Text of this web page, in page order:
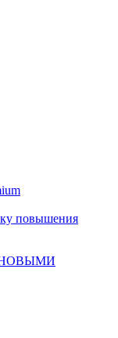
повышения
НОВЫМИ